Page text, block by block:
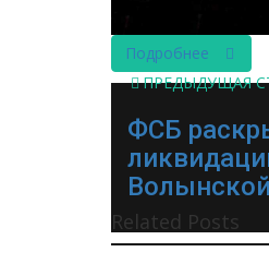
Подробнее
ПРЕДЫДУЩАЯ
ФСБ
Related Posts